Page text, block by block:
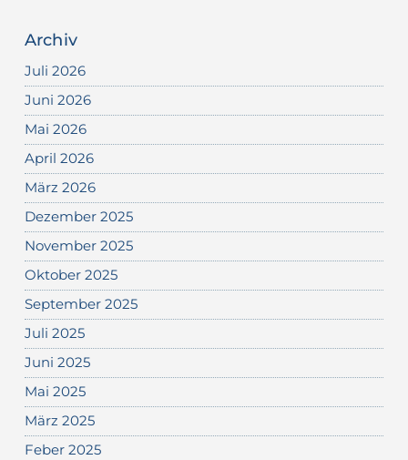
Archiv
Juli 2026
Juni 2026
Mai 2026
April 2026
März 2026
Dezember 2025
November 2025
Oktober 2025
September 2025
Juli 2025
Juni 2025
Mai 2025
März 2025
Feber 2025